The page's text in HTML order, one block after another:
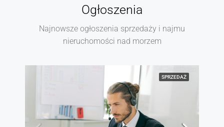
Ogłoszenia
Najnowsze ogłoszenia sprzedaży i najmu
nieruchomości nad morzem
SPRZEDAŻ